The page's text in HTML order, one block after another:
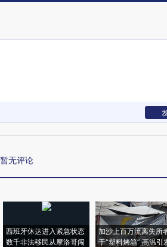
无评论
西班牙休达进入紧急状态
数千非法移民从摩洛哥闯
加沙上百万流离失所
于“塑料烤箱” 高温引